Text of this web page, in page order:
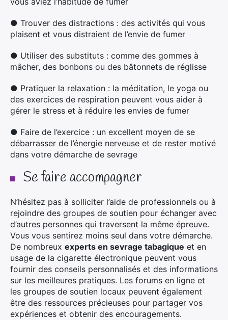
● Trouver des distractions : des activités qui vous
plaisent et vous distraient de l’envie de fumer
● Utiliser des substituts : comme des gommes à
mâcher, des bonbons ou des bâtonnets de réglisse
● Pratiquer la relaxation : la méditation, le yoga ou
des exercices de respiration peuvent vous aider à
gérer le stress et à réduire les envies de fumer
● Faire de l’exercice : un excellent moyen de se
débarrasser de l’énergie nerveuse et de rester motivé
dans votre démarche de sevrage
Se faire accompagner
N’hésitez pas à solliciter l’aide de professionnels ou à
rejoindre des groupes de soutien pour échanger avec
d’autres personnes qui traversent la même épreuve.
Vous vous sentirez moins seul dans votre démarche.
De nombreux experts en sevrage tabagique et en
usage de la cigarette électronique peuvent vous
fournir des conseils personnalisés et des informations
sur les meilleures pratiques. Les forums en ligne et
les groupes de soutien locaux peuvent également
être des ressources précieuses pour partager vos
expériences et obtenir des encouragements.